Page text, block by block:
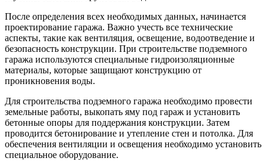
После определения всех необходимых данных, начинается
проектирование гаража. Важно учесть все технические
аспекты, такие как вентиляция, освещение, водоотведение и
безопасность конструкции. При строительстве подземного
гаража используются специальные гидроизоляционные
материалы, которые защищают конструкцию от
проникновения воды.
Для строительства подземного гаража необходимо провести
земельные работы, выкопать яму под гараж и установить
бетонные опоры для поддержания конструкции. Затем
проводится бетонирование и утепление стен и потолка. Для
обеспечения вентиляции и освещения необходимо установить
специальное оборудование.